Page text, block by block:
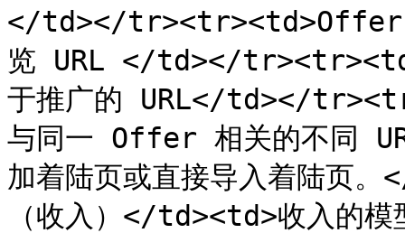
</td></tr><tr><td>Offer
览 URL </td></
于推广的 URL</td></
与同一 Offer 相关的不同
加着陆页或直接导入着陆页
（收入）</td><td>收入的模